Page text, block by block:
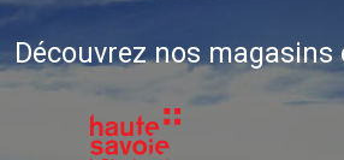
Découvrez nos magasins